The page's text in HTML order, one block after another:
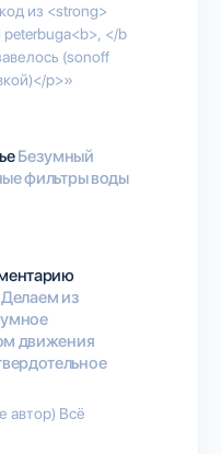
из <strong>
</b
(sonoff
p>»
Безумный
фильтры воды
Делаем из
движения
автор) Всё